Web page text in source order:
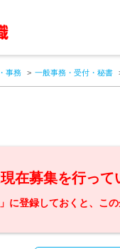
事務 一般事務・受付・秘書
在募集を行って
に登録しておくと、こ